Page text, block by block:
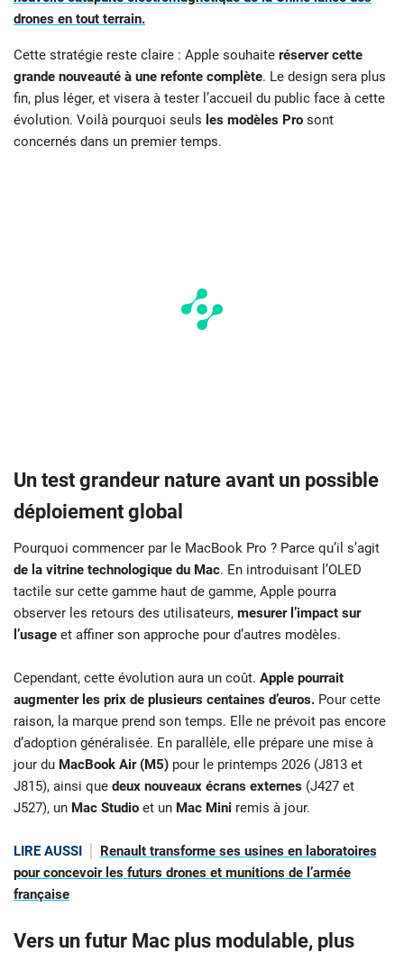
drones en tout terrain.
Cette stratégie reste claire : Apple souhaite réserver cette
grande nouveauté à une refonte complète. Le design sera plus
fin, plus léger, et visera à tester l’accueil du public face à cette
évolution. Voilà pourquoi seuls les modèles Pro sont
concernés dans un premier temps.
Un test grandeur nature avant un possible
déploiement global
Pourquoi commencer par le MacBook Pro ? Parce qu’il s’agit
de la vitrine technologique du Mac. En introduisant l’OLED
tactile sur cette gamme haut de gamme, Apple pourra
observer les retours des utilisateurs, mesurer l’impact sur
l’usage et affiner son approche pour d’autres modèles.
Cependant, cette évolution aura un coût. Apple pourrait
augmenter les prix de plusieurs centaines d’euros. Pour cette
raison, la marque prend son temps. Elle ne prévoit pas encore
d’adoption généralisée. En parallèle, elle prépare une mise à
jour du MacBook Air (M5) pour le printemps 2026 (J813 et
J815), ainsi que deux nouveaux écrans externes (J427 et
J527), un Mac Studio et un Mac Mini remis à jour.
LIRE AUSSI
Renault transforme ses usines en laboratoires
pour concevoir les futurs drones et munitions de l’armée
française
Vers un futur Mac plus modulable, plus